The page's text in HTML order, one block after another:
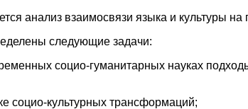
анализ взаимосвязи языка и культуры на
следующие задачи:
социо-гуманитарных науках
социо-культурных трансформаций;